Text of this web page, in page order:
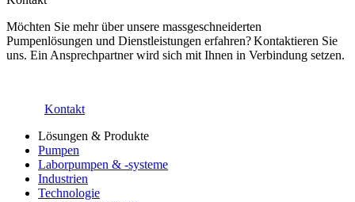
Möchten Sie mehr über unsere massgeschneiderten
Pumpenlösungen und Dienstleistungen erfahren? Kontaktieren Sie
uns. Ein Ansprechpartner wird sich mit Ihnen in Verbindung setzen.
Kontakt
Lösungen & Produkte
Pumpen
Laborpumpen & -systeme
Industrien
Technologie